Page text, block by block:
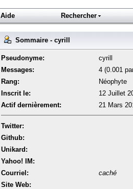
Aide Rechercher
Sommaire - cyrill
Pseudonyme:
cyrill
Messages:
4 (0.001
Rang:
Néophyte
Inscrit le:
12 Juillet
Actif dernièrement:
21 Mars
Twitter:
Github:
Unikard:
Yahoo! IM:
Courriel:
caché
Site Web: